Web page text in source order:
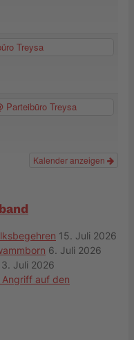
Treysa
Parteibüro Treysa
Kalender anzeigen
15. Juli 2026
6. Juli 2026
3. Juli 2026
auf den